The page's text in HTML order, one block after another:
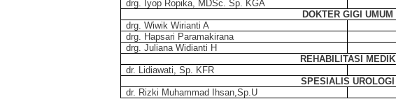
drg. Iyop Ropika, MDSc. Sp. KGA
DOKTER GIGI UMUM
drg. Wiwik Wirianti A
drg. Hapsari Paramakirana
drg. Juliana Widianti H
REHABILITASI MEDIK
dr. Lidiawati, Sp. KFR
SPESIALIS UROLOGI
dr. Rizki Muhammad Ihsan,Sp.U